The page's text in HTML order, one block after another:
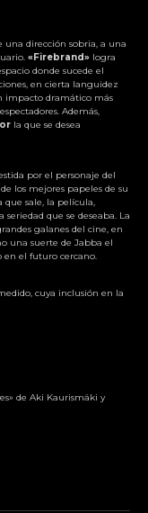
una dirección sobria, a una
«Firebrand» logra
donde sucede el
en cierta languidez
impacto dramático más
Además,
la que se desea
por el personaje del
los mejores papeles de su
que sale, la película,
que se deseaba. La
galanes del cine, en
una suerte de Jabba el
el futuro cercano.
cuya inclusión en la
de Aki Kaurismäki y